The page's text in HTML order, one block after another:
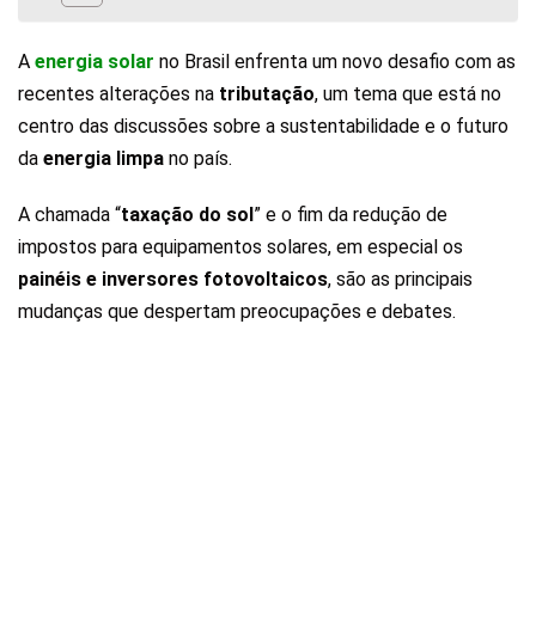
A energia solar no Brasil enfrenta um novo desafio com as
recentes alterações na tributação, um tema que está no
centro das discussões sobre a sustentabilidade e o futuro
da energia limpa no país.
A chamada “taxação do sol” e o fim da redução de
impostos para equipamentos solares, em especial os
painéis e inversores fotovoltaicos, são as principais
mudanças que despertam preocupações e debates.